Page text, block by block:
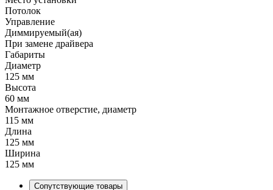
Потолок
Управление
Диммируемый(ая)
При замене драйвера
Габариты
Диаметр
125 мм
Высота
60 мм
Монтажное отверстие, диаметр
115 мм
Длина
125 мм
Ширина
125 мм
Сопутствующие товары